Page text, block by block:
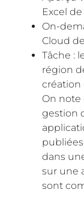
Excel
On-
Cloud
Tâche :
région
création
On note
gestion
dans
sur une
sont